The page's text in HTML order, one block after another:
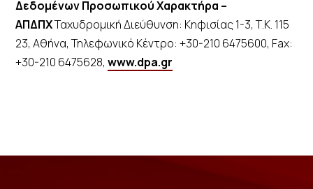
Δεδομένων Προσωπικού Χαρακτήρα –
ΑΠΔΠΧΤαχυδρομική Διεύθυνση: Κηφισίας 1-3, Τ.Κ. 115
23, Αθήνα, Τηλεφωνικό Κέντρο: +30-210 6475600, Fax:
+30-210 6475628,www.dpa.gr